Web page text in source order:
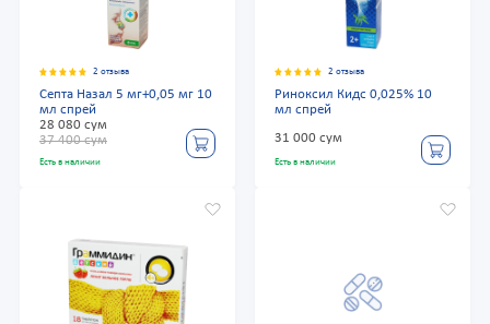
2 отзыва
Септа Назал 5 мг+0,05 мг 10
мл спрей
28 080 сум
37 400 сум
Есть в наличии
2 отзыва
Риноксил Кидс 0,025% 10
мл спрей
31 000 сум
Есть в наличии